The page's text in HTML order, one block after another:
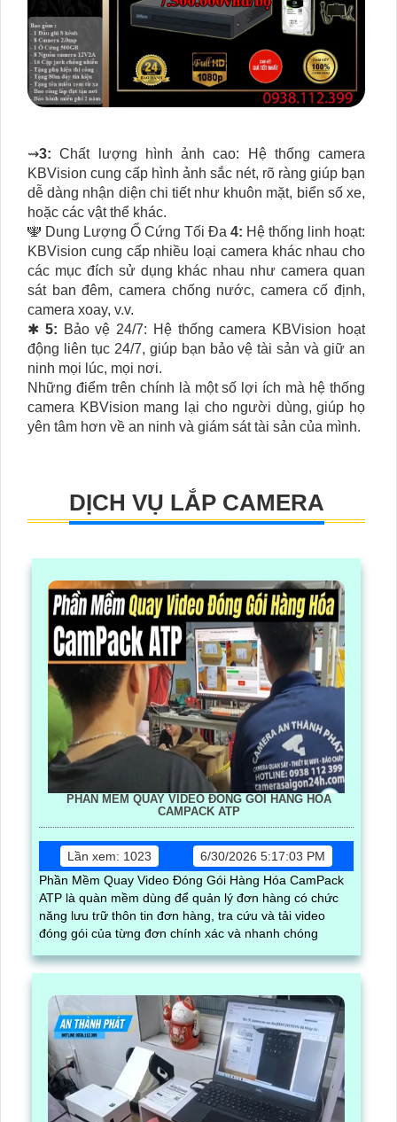
⇝3: Chất lượng hình ảnh cao: Hệ thống camera
KBVision cung cấp hình ảnh sắc nét, rõ ràng giúp bạn
dễ dàng nhận diện chi tiết như khuôn mặt, biển số xe,
hoặc các vật thể khác.
🕎 Dung Lượng Ổ Cứng Tối Đa 4: Hệ thống linh hoạt:
KBVision cung cấp nhiều loại camera khác nhau cho
các mục đích sử dụng khác nhau như camera quan
sát ban đêm, camera chống nước, camera cố định,
camera xoay, v.v.
✱ 5: Bảo vệ 24/7: Hệ thống camera KBVision hoạt
động liên tục 24/7, giúp bạn bảo vệ tài sản và giữ an
ninh mọi lúc, mọi nơi.
Những điểm trên chính là một số lợi ích mà hệ thống
camera KBVision mang lại cho người dùng, giúp họ
yên tâm hơn về an ninh và giám sát tài sản của mình.
DỊCH VỤ LẮP CAMERA
PHẦN MỀM QUAY VIDEO ĐÓNG GÓI HÀNG HÓA
CAMPACK ATP
Lần xem: 1023
6/30/2026 5:17:03 PM
Phần Mềm Quay Video Đóng Gói Hàng Hóa CamPack
ATP là quàn mềm dùng để quản lý đơn hàng có chức
năng lưu trữ thôn tin đơn hàng, tra cứu và tải video
đóng gói của từng đơn chính xác và nhanh chóng